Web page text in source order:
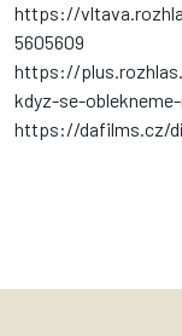
https://
5605609
https://
kdyz-se-
https://dafilms.cz/